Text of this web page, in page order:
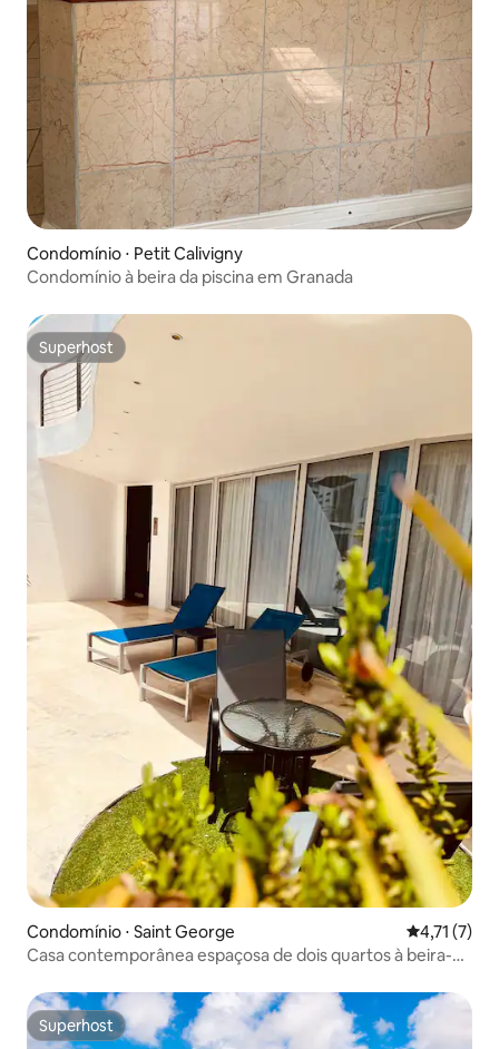
Condomínio ⋅ Petit Calivigny
Condomínio à beira da piscina em Granada
Superhost
Superhost
Condomínio ⋅ Saint George 4,71 de
4,71 (7)
Casa contemporânea espaçosa de dois quartos à beira-
Superhost
Superhost